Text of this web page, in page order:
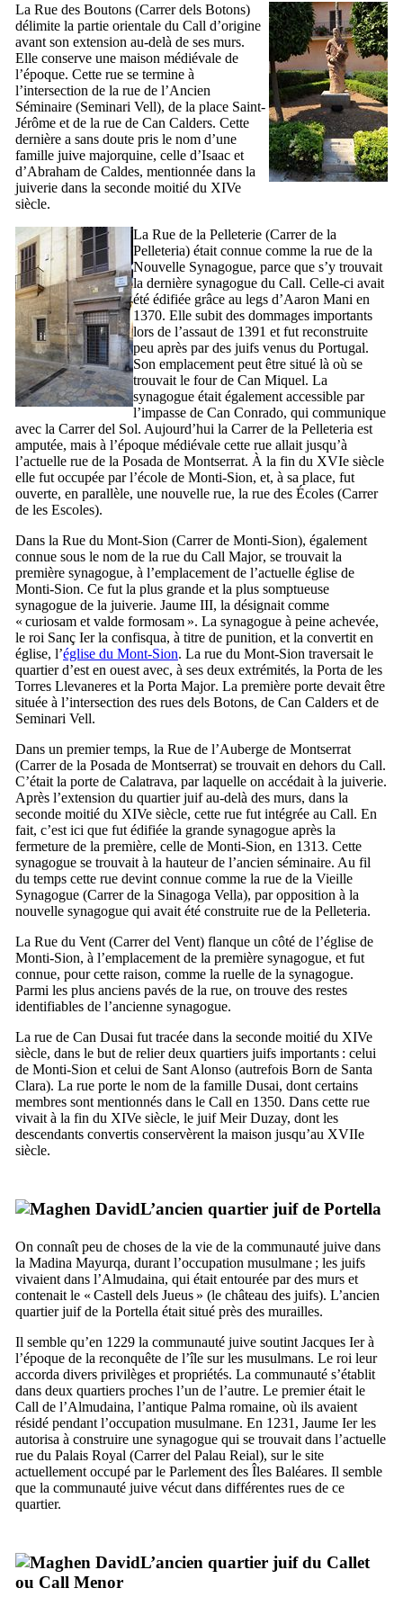
La Rue des Boutons (Carrer dels Botons)
délimite la partie orientale du Call d’origine
avant son extension au-delà de ses murs.
Elle conserve une maison médiévale de
l’époque. Cette rue se termine à
l’intersection de la rue de l’Ancien
Séminaire (Seminari Vell), de la place Saint-
Jérôme et de la rue de Can Calders. Cette
dernière a sans doute pris le nom d’une
famille juive majorquine, celle d’Isaac et
d’Abraham de Caldes, mentionnée dans la
juiverie dans la seconde moitié du XIVe
siècle.
La Rue de la Pelleterie (Carrer de la
Pelleteria) était connue comme la rue de la
Nouvelle Synagogue, parce que s’y trouvait
la dernière synagogue du Call. Celle-ci avait
été édifiée grâce au legs d’Aaron Mani en
1370. Elle subit des dommages importants
lors de l’assaut de 1391 et fut reconstruite
peu après par des juifs venus du Portugal.
Son emplacement peut être situé là où se
trouvait le four de Can Miquel. La
synagogue était également accessible par
l’impasse de Can Conrado, qui communique
avec la Carrer del Sol. Aujourd’hui la Carrer de la Pelleteria est
amputée, mais à l’époque médiévale cette rue allait jusqu’à
l’actuelle rue de la Posada de Montserrat. À la fin du XVIe siècle
elle fut occupée par l’école de Monti-Sion, et, à sa place, fut
ouverte, en parallèle, une nouvelle rue, la rue des Écoles (Carrer
de les Escoles).
Dans la Rue du Mont-Sion (Carrer de Monti-Sion), également
connue sous le nom de la rue du Call Major, se trouvait la
première synagogue, à l’emplacement de l’actuelle église de
Monti-Sion. Ce fut la plus grande et la plus somptueuse
synagogue de la juiverie. Jaume III, la désignait comme
« curiosam et valde formosam ». La synagogue à peine achevée,
le roi Sanç Ierla confisqua, à titre de punition, et la convertit en
église, l’église du Mont-Sion. La rue du Mont-Sion traversait le
quartier d’est en ouest avec, à ses deux extrémités, la Porta de les
Torres Llevaneres et la Porta Major. La première porte devait être
située à l’intersection des rues dels Botons, de Can Calders et de
Seminari Vell.
Dans un premier temps, la Rue de l’Auberge de Montserrat
(Carrer de la Posada de Montserrat) se trouvait en dehors du Call.
C’était la porte de Calatrava, par laquelle on accédait à la juiverie.
Après l’extension du quartier juif au-delà des murs, dans la
seconde moitié du XIVe siècle, cette rue fut intégrée au Call. En
fait, c’est ici que fut édifiée la grande synagogue après la
fermeture de la première, celle de Monti-Sion, en 1313. Cette
synagogue se trouvait à la hauteur de l’ancien séminaire. Au fil
du temps cette rue devint connue comme la rue de la Vieille
Synagogue (Carrer de la Sinagoga Vella), par opposition à la
nouvelle synagogue qui avait été construite rue de la Pelleteria.
La Rue du Vent (Carrer del Vent) flanque un côté de l’église de
Monti-Sion, à l’emplacement de la première synagogue, et fut
connue, pour cette raison, comme la ruelle de la synagogue.
Parmi les plus anciens pavés de la rue, on trouve des restes
identifiables de l’ancienne synagogue.
La rue de Can Dusai fut tracée dans la seconde moitié du XIVe
siècle, dans le but de relier deux quartiers juifs importants : celui
de Monti-Sion et celui de Sant Alonso (autrefois Born de Santa
Clara). La rue porte le nom de la famille Dusai, dont certains
membres sont mentionnés dans le Call en 1350. Dans cette rue
vivait à la fin du XIVe siècle, le juif Meir Duzay, dont les
descendants convertis conservèrent la maison jusqu’au XVIIe
siècle.
L’ancien quartier juif de Portella
On connaît peu de choses de la vie de la communauté juive dans
la Madina Mayurqa, durant l’occupation musulmane ; les juifs
vivaient dans l’Almudaina, qui était entourée par des murs et
contenait le « Castell dels Jueus » (le château des juifs). L’ancien
quartier juif de la Portella était situé près des murailles.
Il semble qu’en 1229 la communauté juive soutint Jacques Ierà
l’époque de la reconquête de l’île sur les musulmans. Le roi leur
accorda divers privilèges et propriétés. La communauté s’établit
dans deux quartiers proches l’un de l’autre. Le premier était le
Call de l’Almudaina, l’antique Palma romaine, où ils avaient
résidé pendant l’occupation musulmane. En 1231, Jaume Ierles
autorisa à construire une synagogue qui se trouvait dans l’actuelle
rue du Palais Royal (Carrer del Palau Reial), sur le site
actuellement occupé par le Parlement des Îles Baléares. Il semble
que la communauté juive vécut dans différentes rues de ce
quartier.
L’ancien quartier juif du Callet
ou Call Menor